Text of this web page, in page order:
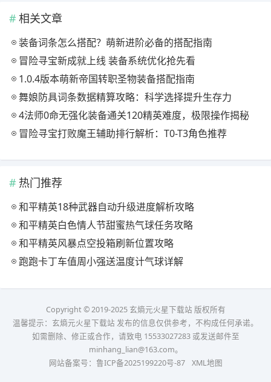
相关文章
装备词条怎么搭配？萌新进阶必备的搭配指南
冒险寻宝新成就上线 装备系统优化抢先看
1.0.4版本萌新帝国转职圣物装备搭配指南
舞娘防具词条数据精算攻略：科学选择提升生存力
4法师0命无强化装备通关120精英难度，极限操作揭秘
冒险寻宝打败魔王辅助排行解析：T0-T3角色推荐
热门推荐
和平精英18种武器自动升级进度解析攻略
和平精英白色情人节甜蜜热气球任务攻略
和平精英风暴点空投箱刷新位置攻略
跑跑卡丁车值周小强送温度计气球详解
Copyright © 2019-2025 玄熵元火星下载站 版权所有
温馨提示：玄熵元火星下载站 发布的信息仅供参考，不构成任何承诺。
如需删除、修正或合作，请致电 15533027283 或发送邮件至
minhang_lian@163.com。
网站备案号： 鲁ICP备2025199220号-87 XML地图